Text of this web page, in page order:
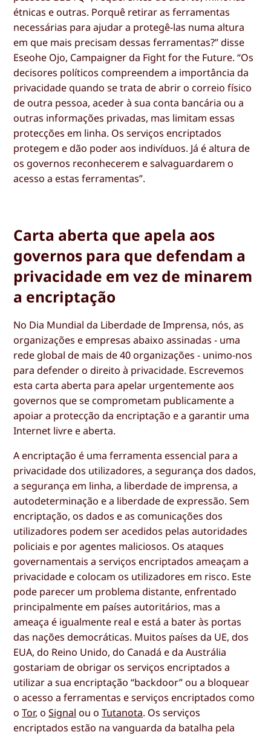
étnicas e outras. Porquê retirar as ferramentas
necessárias para ajudar a protegê-las numa altura
em que mais precisam dessas ferramentas?” disse
Eseohe Ojo, Campaigner da Fight for the Future. “Os
decisores políticos compreendem a importância da
privacidade quando se trata de abrir o correio físico
de outra pessoa, aceder à sua conta bancária ou a
outras informações privadas, mas limitam essas
protecções em linha. Os serviços encriptados
protegem e dão poder aos indivíduos. Já é altura de
os governos reconhecerem e salvaguardarem o
acesso a estas ferramentas”.
Carta aberta que apela aos
governos para que defendam a
privacidade em vez de minarem
a encriptação
No Dia Mundial da Liberdade de Imprensa, nós, as
organizações e empresas abaixo assinadas - uma
rede global de mais de 40 organizações - unimo-nos
para defender o direito à privacidade. Escrevemos
esta carta aberta para apelar urgentemente aos
governos que se comprometam publicamente a
apoiar a protecção da encriptação e a garantir uma
Internet livre e aberta.
A encriptação é uma ferramenta essencial para a
privacidade dos utilizadores, a segurança dos dados,
a segurança em linha, a liberdade de imprensa, a
autodeterminação e a liberdade de expressão. Sem
encriptação, os dados e as comunicações dos
utilizadores podem ser acedidos pelas autoridades
policiais e por agentes maliciosos. Os ataques
governamentais a serviços encriptados ameaçam a
privacidade e colocam os utilizadores em risco. Este
pode parecer um problema distante, enfrentado
principalmente em países autoritários, mas a
ameaça é igualmente real e está a bater às portas
das nações democráticas. Muitos países da UE, dos
EUA, do Reino Unido, do Canadá e da Austrália
gostariam de obrigar os serviços encriptados a
utilizar a sua encriptação “backdoor” ou a bloquear
o acesso a ferramentas e serviços encriptados como
oTor, oSignal ou oTutanota. Os serviços
encriptados estão na vanguarda da batalha pela